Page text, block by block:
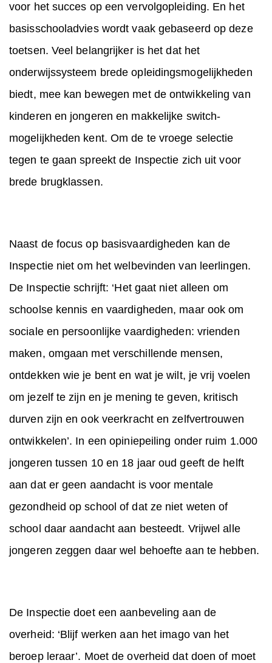
voor het succes op een vervolgopleiding. En het
basisschooladvies wordt vaak gebaseerd op deze
toetsen. Veel belangrijker is het dat het
onderwijssysteem brede opleidingsmogelijkheden
biedt, mee kan bewegen met de ontwikkeling van
kinderen en jongeren en makkelijke switch-
mogelijkheden kent. Om de te vroege selectie
tegen te gaan spreekt de Inspectie zich uit voor
brede brugklassen.
Naast de focus op basisvaardigheden kan de
Inspectie niet om het welbevinden van leerlingen.
De Inspectie schrijft: ‘Het gaat niet alleen om
schoolse kennis en vaardigheden, maar ook om
sociale en persoonlijke vaardigheden: vrienden
maken, omgaan met verschillende mensen,
ontdekken wie je bent en wat je wilt, je vrij voelen
om jezelf te zijn en je mening te geven, kritisch
durven zijn en ook veerkracht en zelfvertrouwen
ontwikkelen’. In een opiniepeiling onder ruim 1.000
jongeren tussen 10 en 18 jaar oud geeft de helft
aan dat er geen aandacht is voor mentale
gezondheid op school of dat ze niet weten of
school daar aandacht aan besteedt. Vrijwel alle
jongeren zeggen daar wel behoefte aan te hebben.
De Inspectie doet een aanbeveling aan de
overheid: ‘Blijf werken aan het imago van het
beroep leraar’. Moet de overheid dat doen of moet